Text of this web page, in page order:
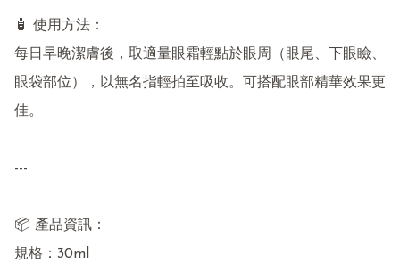
🧴 使用方法：
每日早晚潔膚後，取適量眼霜輕點於眼周（眼尾、下眼瞼、
眼袋部位），以無名指輕拍至吸收。可搭配眼部精華效果更
佳。
---
📦 產品資訊：
規格：30ml